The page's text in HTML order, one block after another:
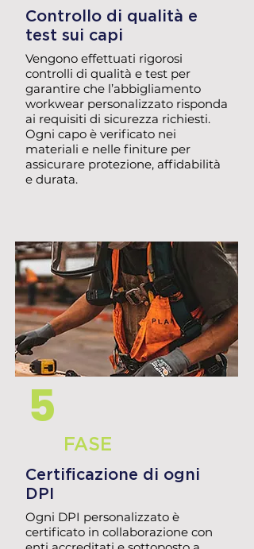
Controllo di qualità e
test sui capi
Vengono effettuati rigorosi
controlli di qualità e test per
garantire che l’abbigliamento
workwear personalizzato risponda
ai requisiti di sicurezza richiesti.
Ogni capo è verificato nei
materiali e nelle finiture per
assicurare protezione, affidabilità
e durata.
5
FASE
Certificazione di ogni
DPI
Ogni DPI personalizzato è
certificato in collaborazione con